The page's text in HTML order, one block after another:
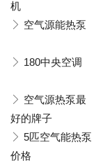
机
空气源能热泵
180中央空调
空气源热泵最
好的牌子
5匹空气能热泵
价格